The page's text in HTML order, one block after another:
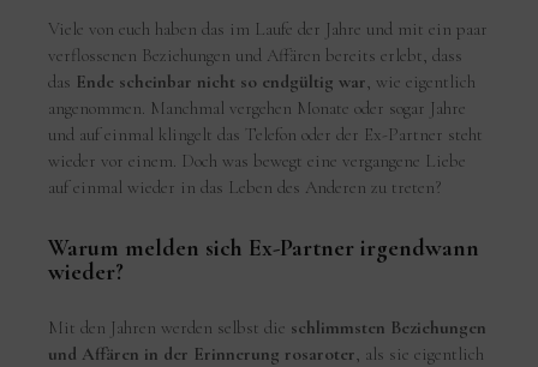
Viele von euch haben das im Laufe der Jahre und mit ein paar
verflossenen Beziehungen und Affären bereits erlebt, dass
das Ende scheinbar nicht so endgültig war, wie eigentlich
angenommen. Manchmal vergehen Monate oder sogar Jahre
und auf einmal klingelt das Telefon oder der Ex-Partner steht
wieder vor einem. Doch was bewegt eine vergangene Liebe
auf einmal wieder in das Leben des Anderen zu treten?
Warum melden sich Ex-Partner irgendwann
wieder?
Mit den Jahren werden selbst die schlimmsten Beziehungen
und Affären in der Erinnerung rosaroter, als sie eigentlich